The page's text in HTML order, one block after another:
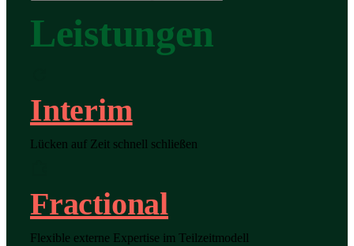
Leistungen
Interim
Lücken auf Zeit schnell schließen
Fractional
Flexible externe Expertise im Teilzeitmodell